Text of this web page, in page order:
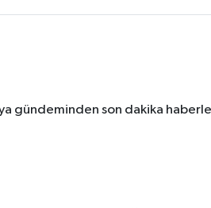
gündeminden son dakika